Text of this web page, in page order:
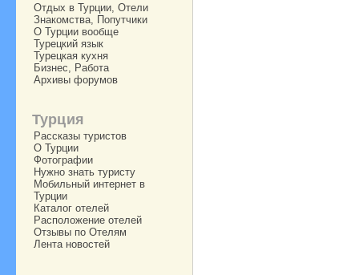
Отдых в Турции, Отели
Знакомства, Попутчики
О Турции вообще
Турецкий язык
Турецкая кухня
Бизнес, Работа
Архивы форумов
Турция
Рассказы туристов
О Турции
Фотографии
Нужно знать туристу
Мобильный интернет в
Турции
Каталог отелей
Расположение отелей
Отзывы по Отелям
Лента новостей